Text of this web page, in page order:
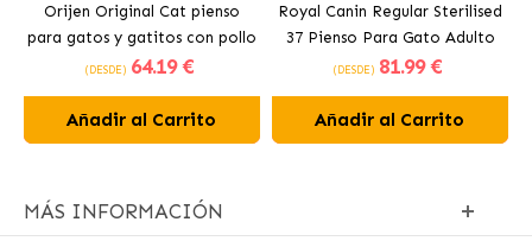
Orijen Original Cat pienso
para gatos y gatitos con pollo
(DESDE) 64.19 €
Añadir al Carrito
Royal Canin Regular Sterilised
37 Pienso Para Gato Adulto
Esterilizado
(DESDE) 81.99 €
Añadir al Carrito
MÁS INFORMACIÓN